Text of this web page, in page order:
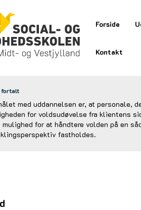
Forside
Kontakt
fortalt
med uddannelsen er, at personale,
for voldsudøvelse fra klientens
mulighed for at håndtere volden på en
fastholdes.